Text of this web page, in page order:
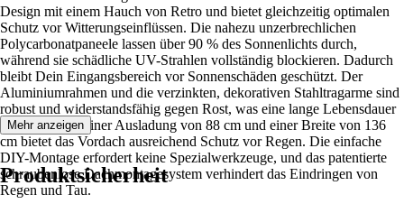
Design mit einem Hauch von Retro und bietet gleichzeitig optimalen
Schutz vor Witterungseinflüssen. Die nahezu unzerbrechlichen
Polycarbonatpaneele lassen über 90 % des Sonnenlichts durch,
während sie schädliche UV-Strahlen vollständig blockieren. Dadurch
bleibt Dein Eingangsbereich vor Sonnenschäden geschützt. Der
Aluminiumrahmen und die verzinkten, dekorativen Stahltragarme sind
robust und widerstandsfähig gegen Rost, was eine lange Lebensdauer
garantiert. Mit einer Ausladung von 88 cm und einer Breite von 136
cm bietet das Vordach ausreichend Schutz vor Regen. Die einfache
DIY-Montage erfordert keine Spezialwerkzeuge, und das patentierte
schraubenlose Dachmontagesystem verhindert das Eindringen von
Regen und Tau.
Mehr anzeigen
Produktsicherheit